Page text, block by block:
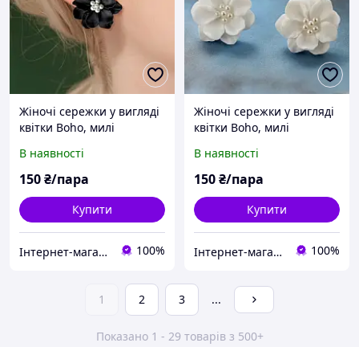
Жіночі сережки у вигляді
квітки Boho, милі
підвіски
В наявності
150₴/пара
Купити
Інтернет-магазин "Леді ШИК" 100%
Жіночі сережки у вигляді
квітки Boho, милі
підвіски
В наявності
150₴/пара
Купити
Інтернет-магазин "Леді ШИК" 100%
1 2 3 ...
Показано 1 - 29 товарів з 500+